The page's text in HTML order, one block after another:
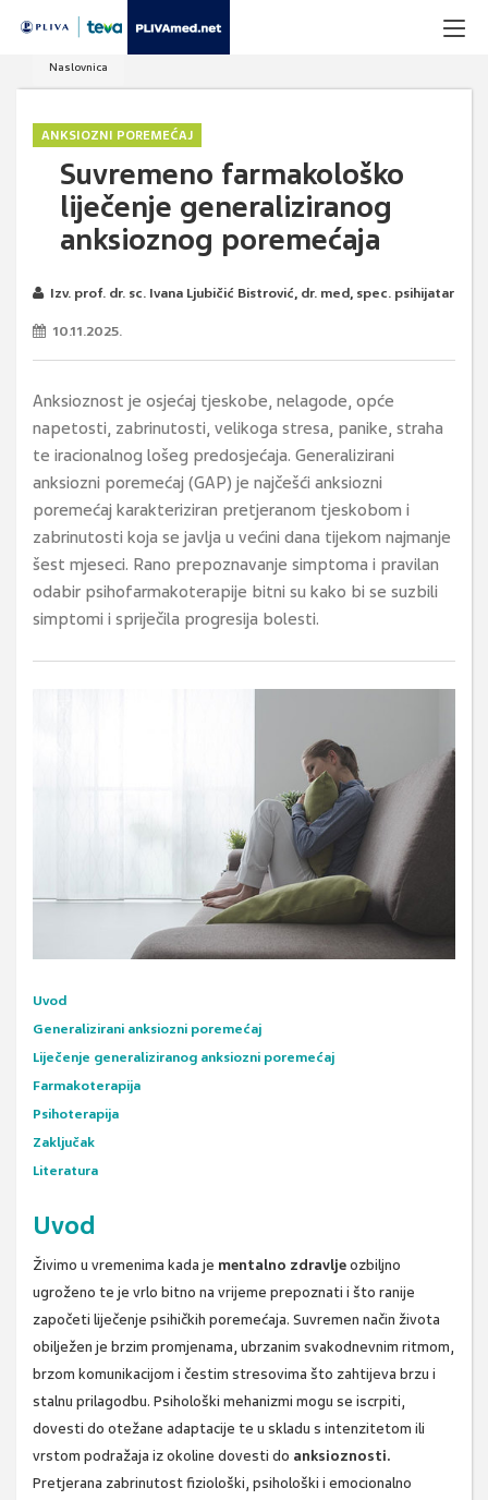
Naslovnica
ANKSIOZNI POREMEĆAJ
Suvremeno farmakološko
liječenje generaliziranog
anksioznog poremećaja
Izv. prof. dr. sc. Ivana Ljubičić Bistrović, dr. med, spec. psihijatar
10.11.2025.
Anksioznost je osjećaj tjeskobe, nelagode, opće
napetosti, zabrinutosti, velikoga stresa, panike, straha
te iracionalnog lošeg predosjećaja. Generalizirani
anksiozni poremećaj (GAP) je najčešći anksiozni
poremećaj karakteriziran pretjeranom tjeskobom i
zabrinutosti koja se javlja u većini dana tijekom najmanje
šest mjeseci. Rano prepoznavanje simptoma i pravilan
odabir psihofarmakoterapije bitni su kako bi se suzbili
simptomi i spriječila progresija bolesti.
Uvod
Generalizirani anksiozni poremećaj
Liječenje generaliziranog anksiozni poremećaj
Farmakoterapija
Psihoterapija
Zaključak
Literatura
Uvod
Živimo u vremenima kada je mentalno zdravljeozbiljno
ugroženo te je vrlo bitno na vrijeme prepoznati i što ranije
započeti liječenje psihičkih poremećaja. Suvremen način života
obilježen je brzim promjenama, ubrzanim svakodnevnim ritmom,
brzom komunikacijom i čestim stresovima što zahtijeva brzu i
stalnu prilagodbu. Psihološki mehanizmi mogu se iscrpiti,
dovesti do otežane adaptacije te u skladu s intenzitetom ili
vrstom podražaja iz okoline dovesti do anksioznosti.
Pretjerana zabrinutost fiziološki, psihološki i emocionalno